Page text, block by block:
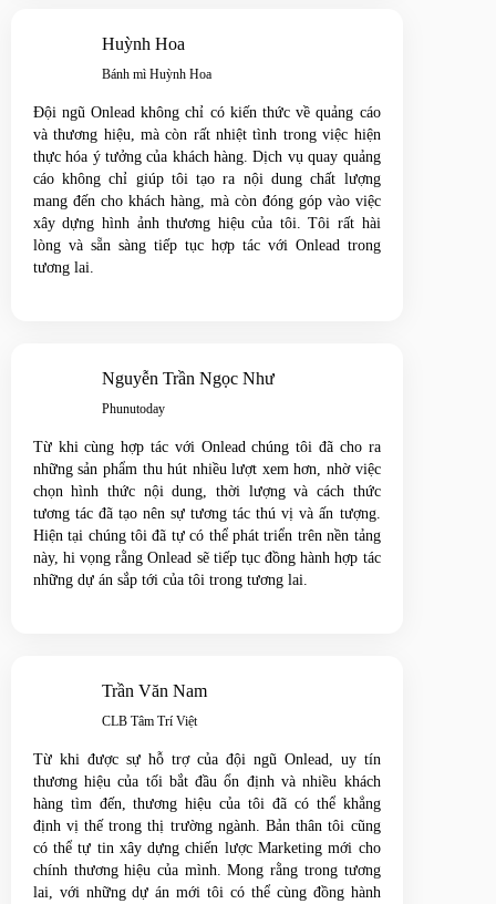
Huỳnh Hoa
Bánh mì Huỳnh Hoa
Đội ngũ Onlead không chỉ có kiến thức về quảng cáo
và thương hiệu, mà còn rất nhiệt tình trong việc hiện
thực hóa ý tưởng của khách hàng. Dịch vụ quay quảng
cáo không chỉ giúp tôi tạo ra nội dung chất lượng
mang đến cho khách hàng, mà còn đóng góp vào việc
xây dựng hình ảnh thương hiệu của tôi. Tôi rất hài
lòng và sẵn sàng tiếp tục hợp tác với Onlead trong
tương lai.
Nguyễn Trần Ngọc Như
Phunutoday
Từ khi cùng hợp tác với Onlead chúng tôi đã cho ra
những sản phẩm thu hút nhiều lượt xem hơn, nhờ việc
chọn hình thức nội dung, thời lượng và cách thức
tương tác đã tạo nên sự tương tác thú vị và ấn tượng.
Hiện tại chúng tôi đã tự có thể phát triển trên nền tảng
này, hi vọng rằng Onlead sẽ tiếp tục đồng hành hợp tác
những dự án sắp tới của tôi trong tương lai.
Trần Văn Nam
CLB Tâm Trí Việt
Từ khi được sự hỗ trợ của đội ngũ Onlead, uy tín
thương hiệu của tối bắt đầu ổn định và nhiều khách
hàng tìm đến, thương hiệu của tôi đã có thể khẳng
định vị thế trong thị trường ngành. Bản thân tôi cũng
có thể tự tin xây dựng chiến lược Marketing mới cho
chính thương hiệu của mình. Mong rằng trong tương
lai, với những dự án mới tôi có thể cùng đồng hành